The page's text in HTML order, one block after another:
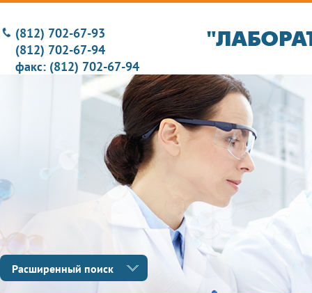
(812) 702-67-93
(812) 702-67-94
факс: (812) 702-67-94
Расширенный поиск